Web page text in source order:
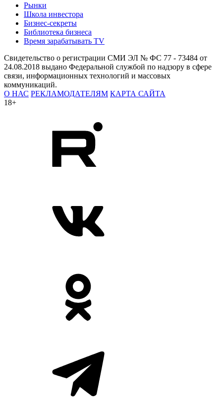
Рынки
Школа инвестора
Бизнес-секреты
Библиотека бизнеса
Время зарабатывать TV
Свидетельство о регистрации СМИ ЭЛ № ФС 77 - 73484 от
24.08.2018 выдано Федеральной службой по надзору в сфере
связи, информационных технологий и массовых
коммуникаций.
О НАС РЕКЛАМОДАТЕЛЯМ КАРТА САЙТА
18+